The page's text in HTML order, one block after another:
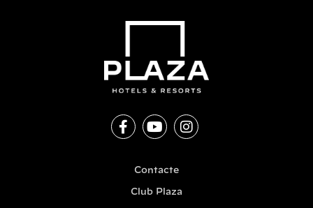
Contacte
Club Plaza